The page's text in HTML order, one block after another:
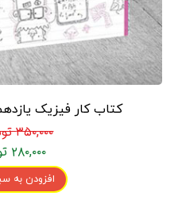
کتاب کار فیزیک
۳۵۰,۰۰۰ تومان
۲۸۰,۰۰۰ تومان
افزودن به